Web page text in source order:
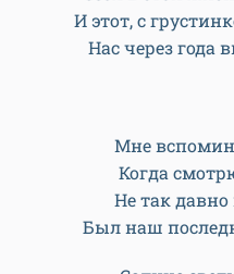
Последний
Совсем не
Но в памяти
Все те, что в
Останутся. Здесь
Счастливого